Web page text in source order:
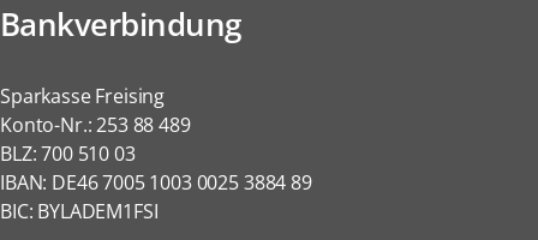
Bankverbindung
Sparkasse Freising
Konto-Nr.: 253 88 489
BLZ: 700 510 03
IBAN: DE46 7005 1003 0025 3884 89
BIC: BYLADEM1FSI